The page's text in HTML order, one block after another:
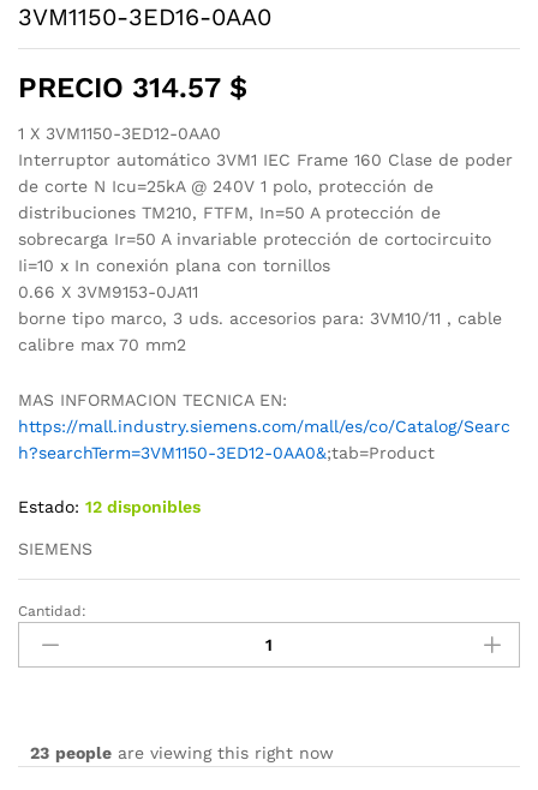
3VM1150-3ED16-0AA0
PRECIO 314.57 $
1 X 3VM1150-3ED12-0AA0
Interruptor automático 3VM1 IEC Frame 160 Clase de poder
de corte N Icu=25kA @ 240V 1 polo, protección de
distribuciones TM210, FTFM, In=50 A protección de
sobrecarga Ir=50 A invariable protección de cortocircuito
Ii=10 x In conexión plana con tornillos
0.66 X 3VM9153-0JA11
borne tipo marco, 3 uds. accesorios para: 3VM10/11 , cable
calibre max 70 mm2
MAS INFORMACION TECNICA EN:
https://mall.industry.siemens.com/mall/es/co/Catalog/Searc
h?searchTerm=3VM1150-3ED12-0AA0&;tab=Product
Estado: 12 disponibles
SIEMENS
3VM1150-
3ED16-
0AA0
Cantidad:
23 people are viewing this right now